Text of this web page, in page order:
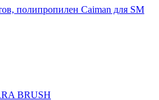
полипропилен Caiman для SM